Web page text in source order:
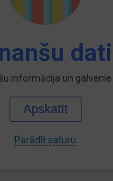
dati
informācija un
Apskatīt
Parādīt saturu